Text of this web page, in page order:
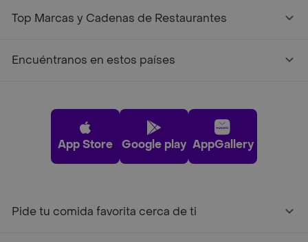
Top Marcas y Cadenas de Restaurantes
Encuéntranos en estos países
App Store Google play AppGallery
Pide tu comida favorita cerca de ti